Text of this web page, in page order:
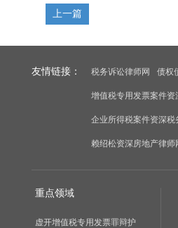
上一篇
友情链接： 税务诉讼律师网 债权
增值税专用发票案件资
企业所得税案件资深税
赖绍松资深房地产律师
重点领域
虚开增值税专用发票罪辩护